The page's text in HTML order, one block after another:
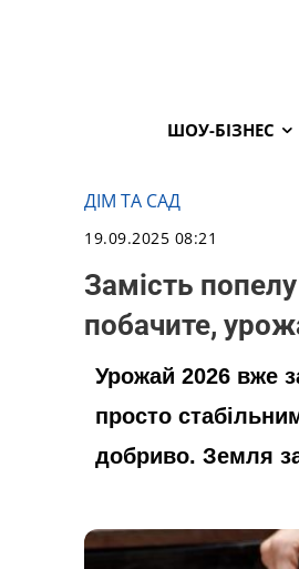
ШОУ-БІЗНЕС
ДІМ ТА САД
19.09.2025 08:21
Замість
побачите,
Урожай 2026 вже
просто
добриво. Земля